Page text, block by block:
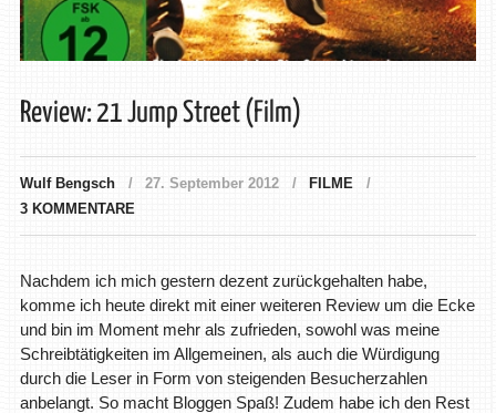
Review: 21 Jump Street (Film)
Wulf Bengsch 27. September 2012
FILME
3 KOMMENTARE
Nachdem ich mich gestern dezent zurückgehalten habe,
komme ich heute direkt mit einer weiteren Review um die Ecke
und bin im Moment mehr als zufrieden, sowohl was meine
Schreibtätigkeiten im Allgemeinen, als auch die Würdigung
durch die Leser in Form von steigenden Besucherzahlen
anbelangt. So macht Bloggen Spaß! Zudem habe ich den Rest